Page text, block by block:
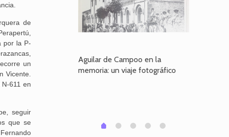
de
por la P-
un
Vicente.
611 en
seguir
que se
en la
fotográfico
Aguilar de Campoo en la
memoria: un viaje fotográfico
0 1 2 3 4